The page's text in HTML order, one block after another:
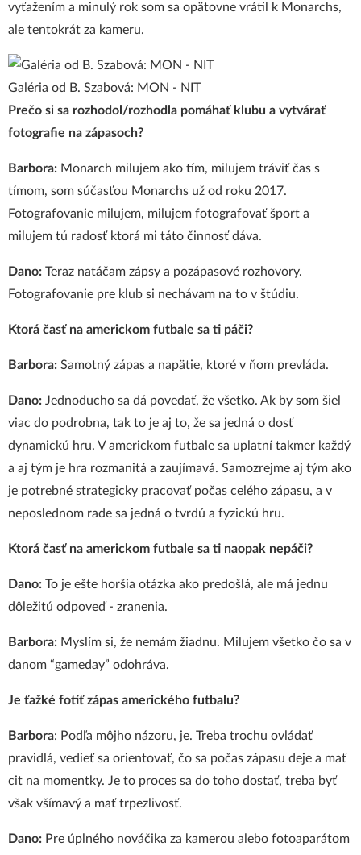
vyťažením a minulý rok som sa opätovne vrátil k Monarchs,
ale tentokrát za kameru.
Galéria od B. Szabová: MON - NIT
Prečo si sa rozhodol/rozhodla pomáhať klubu a vytvárať
fotografie na zápasoch?
Barbora: Monarch milujem ako tím, milujem tráviť čas s
tímom, som súčasťou Monarchs už od roku 2017.
Fotografovanie milujem, milujem fotografovať šport a
milujem tú radosť ktorá mi táto činnosť dáva.
Dano: Teraz natáčam zápsy a pozápasové rozhovory.
Fotografovanie pre klub si nechávam na to v štúdiu.
Ktorá časť na americkom futbale sa ti páči?
Barbora: Samotný zápas a napätie, ktoré v ňom prevláda.
Dano: Jednoducho sa dá povedať, že všetko. Ak by som šiel
viac do podrobna, tak to je aj to, že sa jedná o dosť
dynamickú hru. V americkom futbale sa uplatní takmer každý
a aj tým je hra rozmanitá a zaujímavá. Samozrejme aj tým ako
je potrebné strategicky pracovať počas celého zápasu, a v
neposlednom rade sa jedná o tvrdú a fyzickú hru.
Ktorá časť na americkom futbale sa ti naopak nepáči?
Dano: To je ešte horšia otázka ako predošlá, ale má jednu
dôležitú odpoveď - zranenia.
Barbora: Myslím si, že nemám žiadnu. Milujem všetko čo sa v
danom “gameday” odohráva.
Je ťažké fotiť zápas amerického futbalu?
Barbora: Podľa môjho názoru, je. Treba trochu ovládať
pravidlá, vedieť sa orientovať, čo sa počas zápasu deje a mať
cit na momentky. Je to proces sa do toho dostať, treba byť
však všímavý a mať trpezlivosť.
Dano: Pre úplného nováčika za kamerou alebo fotoaparátom